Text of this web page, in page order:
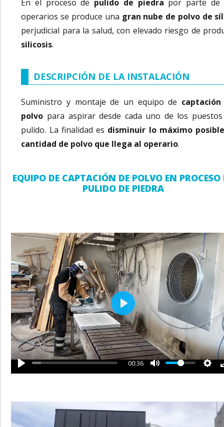
En el proceso de pulido de piedra por parte de
operarios se produce una gran nube de polvo de
perjudicial para la salud, con elevado riesgo de
silicosis.
DESCRIPCIÓN DE LA INSTALACIÓN
Suministro y montaje de un equipo de
polvo para aspirar desde cada uno de los
pulido. La finalidad es disminuir lo máximo
cantidad de polvo que llega al operario.
EQUIPO DE CAPTACIÓN DE POLVO EN PROCESO
PULIDO DE PIEDRA
00:36
P
L
A
Y